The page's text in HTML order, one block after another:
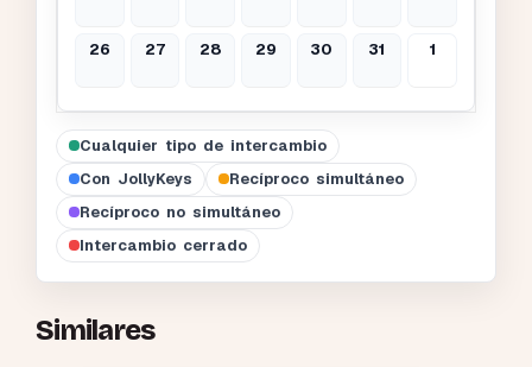
26 27 28 29 30 31 1
Cualquier tipo de intercambio
Con JollyKeys
Recíproco simultáneo
Recíproco no simultáneo
Intercambio cerrado
Similares